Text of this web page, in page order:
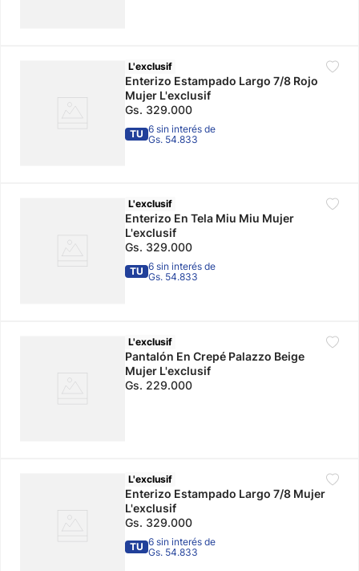
L'exclusif
Enterizo Estampado Largo 7/8 Rojo
Mujer L'exclusif
Gs. 329.000
TU 6 sin interés de
Gs. 54.833
L'exclusif
Enterizo En Tela Miu Miu Mujer
L'exclusif
Gs. 329.000
TU 6 sin interés de
Gs. 54.833
L'exclusif
Pantalón En Crepé Palazzo Beige
Mujer L'exclusif
Gs. 229.000
L'exclusif
Enterizo Estampado Largo 7/8 Mujer
L'exclusif
Gs. 329.000
TU 6 sin interés de
Gs. 54.833